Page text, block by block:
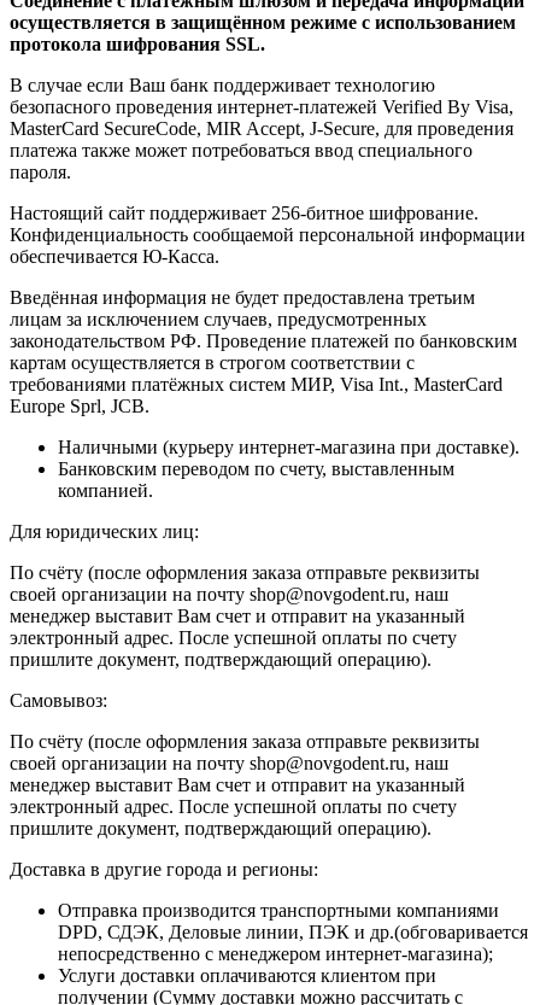
осуществляется в защищённом режиме с использованием
протокола шифрования SSL.
В случае если Ваш банк поддерживает технологию
безопасного проведения интернет-платежей Verified By Visa,
MasterCard SecureCode, MIR Accept, J-Secure, для проведения
платежа также может потребоваться ввод специального
пароля.
Настоящий сайт поддерживает 256-битное шифрование.
Конфиденциальность сообщаемой персональной информации
обеспечивается Ю-Касса.
Введённая информация не будет предоставлена третьим
лицам за исключением случаев, предусмотренных
законодательством РФ. Проведение платежей по банковским
картам осуществляется в строгом соответствии с
требованиями платёжных систем МИР, Visa Int., MasterCard
Europe Sprl, JCB.
Наличными (курьеру интернет-магазина при доставке).
Банковским переводом по счету, выставленным
компанией.
Для юридических лиц:
По счёту (после оформления заказа отправьте реквизиты
своей организации на почту shop@novgodent.ru, наш
менеджер выставит Вам счет и отправит на указанный
электронный адрес. После успешной оплаты по счету
пришлите документ, подтверждающий операцию).
Самовывоз:
По счёту (после оформления заказа отправьте реквизиты
своей организации на почту shop@novgodent.ru, наш
менеджер выставит Вам счет и отправит на указанный
электронный адрес. После успешной оплаты по счету
пришлите документ, подтверждающий операцию).
Доставка в другие города и регионы:
Отправка производится транспортными компаниями
DPD, СДЭК, Деловые линии, ПЭК и др.(обговаривается
непосредственно с менеджером интернет-магазина);
Услуги доставки оплачиваются клиентом при
получении (Сумму доставки можно рассчитать с